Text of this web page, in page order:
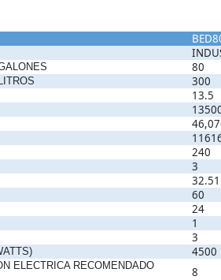
80
300
13.5
240
3
32.51
60
24
1
3
4500
ELECTRICA RECOMENDADO
8